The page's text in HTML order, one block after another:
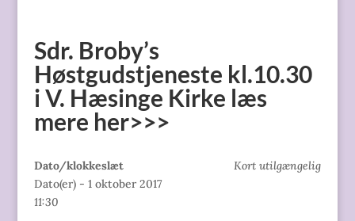
Sdr. Broby’s
Høstgudstjeneste kl.10.30
i V. Hæsinge Kirke læs
mere her>>>
Kort utilgængelig
Dato/klokkeslæt
Dato(er) - 1 oktober 2017
11:30